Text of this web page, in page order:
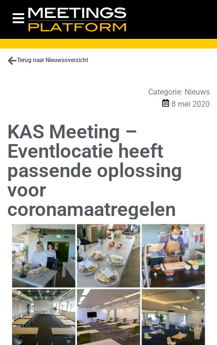
Terug naar Nieuwsoverzicht
Categorie: Nieuws
8 mei 2020
KAS Meeting –
Eventlocatie heeft
passende oplossing
voor
coronamaatregelen